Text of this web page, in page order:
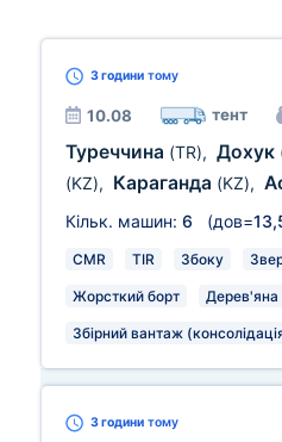
3 години тому
10.08 тент
Туреччина (TR), Дохук
(KZ), Караганда (KZ),
Кільк. машин: 6 (дов=
CMR TIR Збоку
Жорсткий борт Дерев'яна
Збірний вантаж
3 години тому